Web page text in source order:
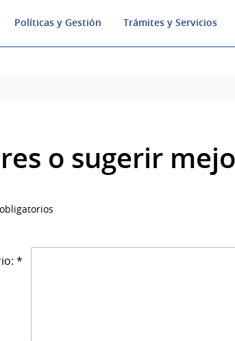
Políticas y Gestión Trámites y Servicios
o sugerir
*